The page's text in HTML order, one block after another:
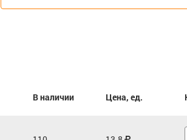
В наличии Цена, ед.